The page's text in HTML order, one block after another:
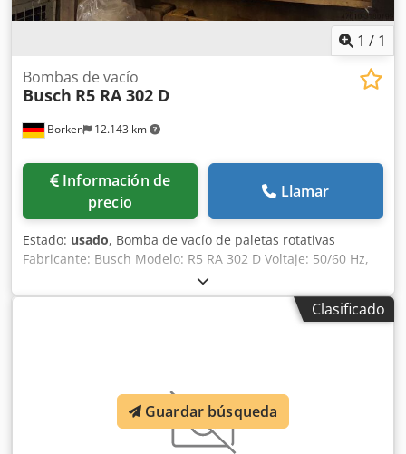
1 / 1
Borken 12.143 km
Bombas de vacío
Busch R5 RA 302 D
Información de
precio
Llamar
Estado: usado, Bomba de vacío de paletas rotativas
Fabricante: Busch Modelo: R5 RA 302 D Voltaje: 50/60 Hz,
400 V Caudal de succión nominal: 300 m³/h Presión final:
inferior a 0,5 hPa (mbar) Dodpfx Aodbbzisgqock Estado:
reacondicionada Garantía: 12 meses Incluye: revisión y
Clasificado
Guardar búsqueda